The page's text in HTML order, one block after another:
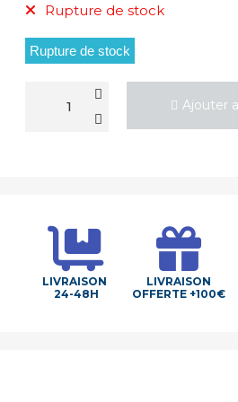
Rupture de stock
Rupture de stock
Ajouter
LIVRAISON
24-48H
LIVRAISON
OFFERTE +100€